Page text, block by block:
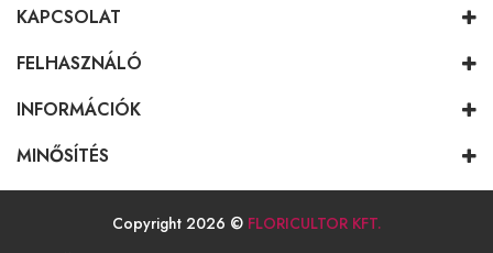
KAPCSOLAT
FELHASZNÁLÓ
INFORMÁCIÓK
MINŐSÍTÉS
Copyright 2026 © FLORICULTOR KFT.